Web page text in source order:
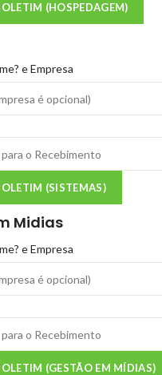
(HOSPEDAGEM)
e Empresa
(SISTEMAS)
Midias
e Empresa
(GESTÃO EM MÍDIAS)